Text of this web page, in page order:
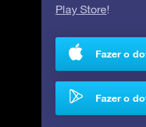
Play Store!
Fazer o
Fazer o